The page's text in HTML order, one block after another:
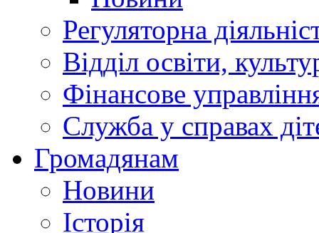
Регуляторна
Відділ освіти,
Фінансове
Служба у справах
Громадянам
Новини
Історія